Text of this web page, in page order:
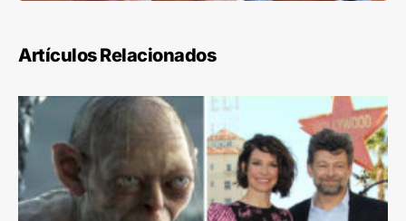
Artículos Relacionados